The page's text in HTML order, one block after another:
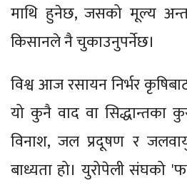
माथि हुनेछ, जसको मूल्य
किसानले नै चुकाउनुपर्नेछ।
विश्व आज रसायन निर्भर
यो कुनै वाद वा सिद्धान्तका
विनाश, जल प्रदूषण र
बाध्यता हो। युरोपेली संघको